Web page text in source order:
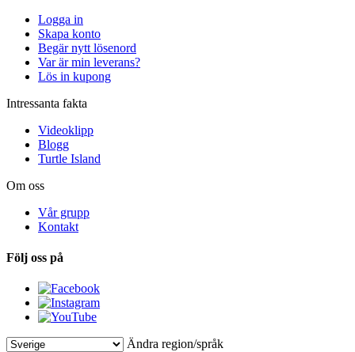
Logga in
Skapa konto
Begär nytt lösenord
Var är min leverans?
Lös in kupong
Intressanta fakta
Videoklipp
Blogg
Turtle Island
Om oss
Vår grupp
Kontakt
Följ oss på
Ändra region/språk